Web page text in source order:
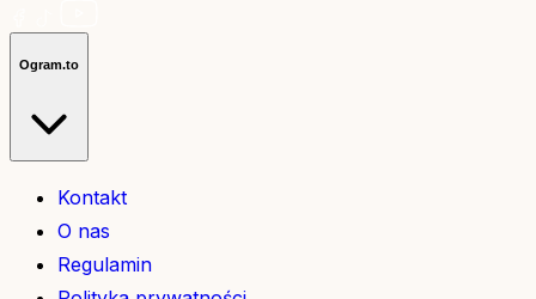
Ogram.to
Kontakt
O nas
Regulamin